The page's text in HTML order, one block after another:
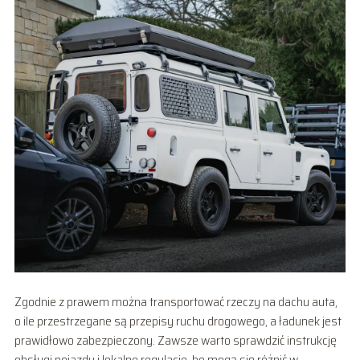
Zgodnie z prawem można transportować rzeczy na dachu auta,
o ile przestrzegane są przepisy ruchu drogowego, a ładunek jest
prawidłowo zabezpieczony. Zawsze warto sprawdzić instrukcję